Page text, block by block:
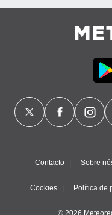
Contacto Sobre
Cookies Política de
© 2026